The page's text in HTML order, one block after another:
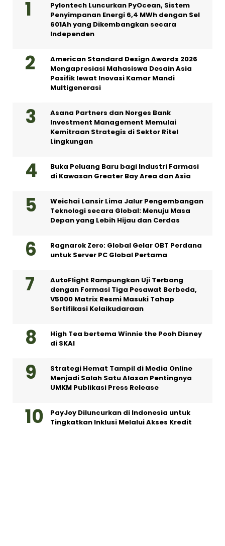
Pylontech Luncurkan PyOcean, Sistem
Penyimpanan Energi 6,4 MWh dengan Sel
601Ah yang Dikembangkan secara
Independen
American Standard Design Awards 2026
Mengapresiasi Mahasiswa Desain Asia
Pasifik lewat Inovasi Kamar Mandi
Multigenerasi
Asana Partners dan Norges Bank
Investment Management Memulai
Kemitraan Strategis di Sektor Ritel
Lingkungan
Buka Peluang Baru bagi Industri Farmasi
di Kawasan Greater Bay Area dan Asia
Weichai Lansir Lima Jalur Pengembangan
Teknologi secara Global: Menuju Masa
Depan yang Lebih Hijau dan Cerdas
Ragnarok Zero: Global Gelar OBT Perdana
untuk Server PC Global Pertama
AutoFlight Rampungkan Uji Terbang
dengan Formasi Tiga Pesawat Berbeda,
V5000 Matrix Resmi Masuki Tahap
Sertifikasi Kelaikudaraan
High Tea bertema Winnie the Pooh Disney
di SKAI
Strategi Hemat Tampil di Media Online
Menjadi Salah Satu Alasan Pentingnya
UMKM Publikasi Press Release
PayJoy Diluncurkan di Indonesia untuk
Tingkatkan Inklusi Melalui Akses Kredit